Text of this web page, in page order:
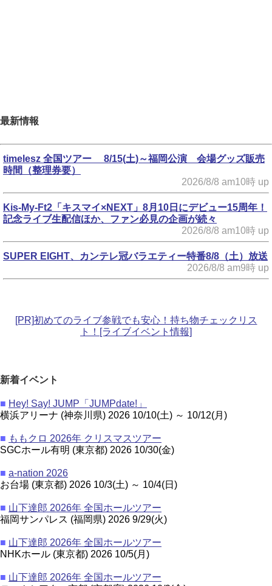
最新情報
timelesz 全国ツアー 8/15(土)～福岡公演 会場グッズ販売
時間（整理券要）
2026/8/8 am10時 up
Kis-My-Ft2「キスマイ×NEXT」8月10日にデビュー15周年！
記念ライブ生配信ほか、ファン必見の企画が続々
2026/8/8 am10時 up
SUPER EIGHT、カンテレ冠バラエティー特番8/8（土）放送
2026/8/8 am9時 up
[PR]初めてのライブ参戦でも安心！持ち物チェックリス
ト！[ライブイベント情報]
新着イベント
■ Hey! Say! JUMP「JUMPdate!」
横浜アリーナ (神奈川県) 2026 10/10(土) ～ 10/12(月)
■ ももクロ 2026年 クリスマスツアー
SGCホール有明 (東京都) 2026 10/30(金)
■ a-nation 2026
お台場 (東京都) 2026 10/3(土) ～ 10/4(日)
■ 山下達郎 2026年 全国ホールツアー
福岡サンパレス (福岡県) 2026 9/29(火)
■ 山下達郎 2026年 全国ホールツアー
NHKホール (東京都) 2026 10/5(月)
■ 山下達郎 2026年 全国ホールツアー